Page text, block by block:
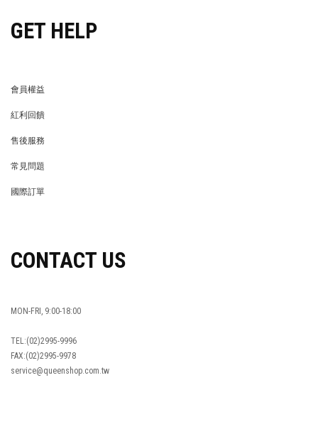
GET HELP
會員權益
紅利回饋
售後服務
常見問題
國際訂單
CONTACT US
MON-FRI, 9:00-18:00
TEL:(02)2995-9996
FAX:(02)2995-9978
service@queenshop.com.tw